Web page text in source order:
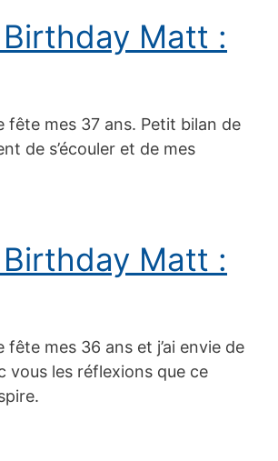
Matt :
fête mes 37 ans. Petit bilan de
de s’écouler et de mes
Matt :
fête mes 36 ans et j’ai envie de
vous les réflexions que ce